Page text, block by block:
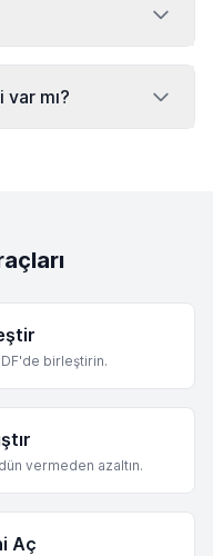
var mı?
birleştirin.
vermeden azaltın.
Aç